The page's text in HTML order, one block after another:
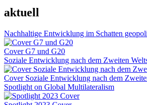
aktuell
Nachhaltige Entwicklung im Schatten
Cover G7 und G20
Soziale Entwicklung nach dem Zweiten
Cover Soziale Entwicklung nach dem
Spotlight on Global Multilateralism